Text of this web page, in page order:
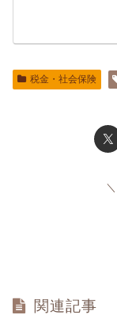
税金・社会保険
関連記事